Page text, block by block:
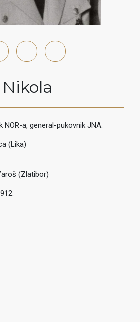
Nikola
NOR-a, general-pukovnik JNA.
(Lika)
(Zlatibor)